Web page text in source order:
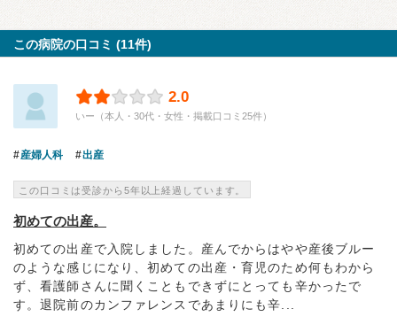
この病院の口コミ (11件)
2.0
いー（本人・30代・女性・掲載口コミ25件）
産婦人科 出産
この口コミは受診から5年以上経過しています。
初めての出産。
初めての出産で入院しました。産んでからはやや産後ブルー
のような感じになり、初めての出産・育児のため何もわから
ず、看護師さんに聞くこともできずにとっても辛かったで
す。退院前のカンファレンスであまりにも辛...